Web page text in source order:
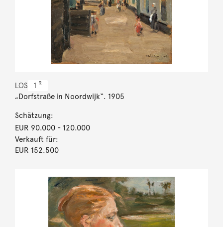
LOS 1 R
„Dorfstraße in Noordwijk“. 1905
Schätzung:
EUR 90.000- 120.000
Verkauft für:
EUR 152.500